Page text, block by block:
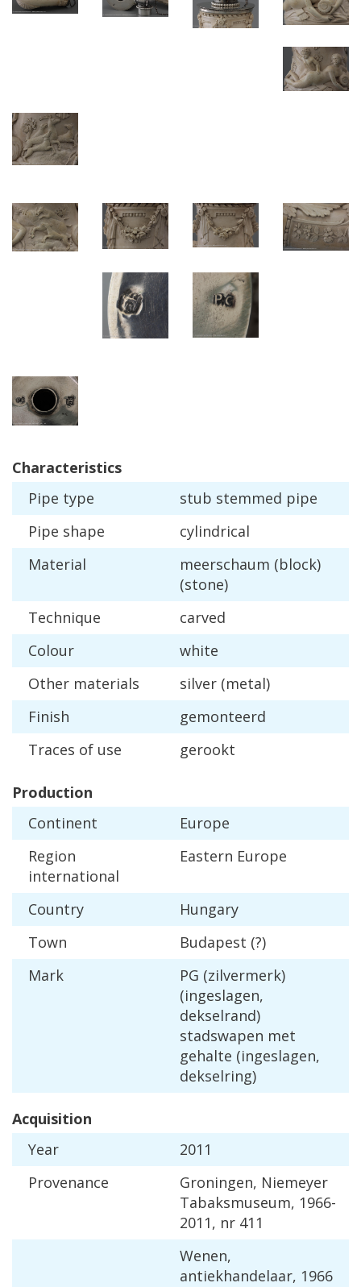
Characteristics
Pipe type stub stemmed pipe
Pipe shape
cylindrical
Material
meerschaum (block)
(stone)
Technique
carved
Colour
white
Other materials silver (metal)
Finish
gemonteerd
Traces of use gerookt
Production
Continent
Europe
Region
international
Eastern Europe
Country
Hungary
Town
Budapest (?)
Mark
PG (zilvermerk)
(ingeslagen,
dekselrand)
stadswapen met
gehalte (ingeslagen,
dekselring)
Acquisition
Year
2011
Provenance
Groningen, Niemeyer
Tabaksmuseum, 1966-
2011, nr 411
Wenen,
antiekhandelaar, 1966